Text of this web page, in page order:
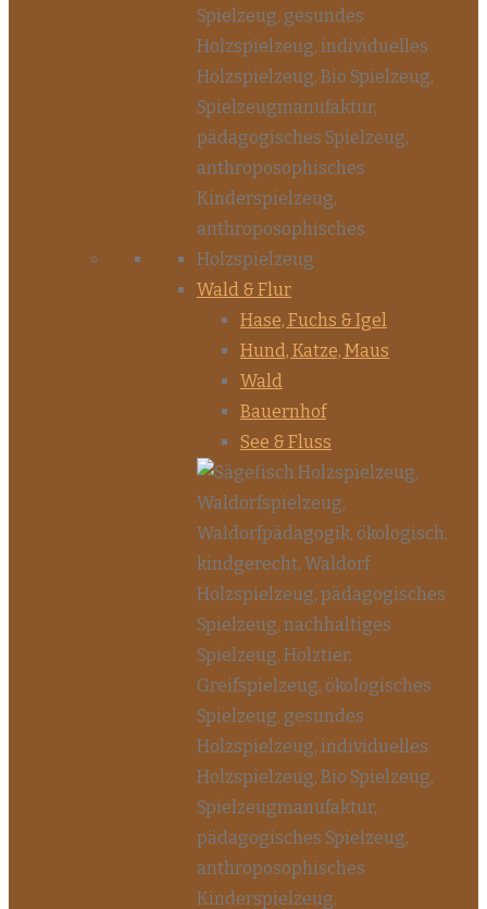
Wald & Flur
Hase, Fuchs & Igel
Hund, Katze, Maus
Wald
Bauernhof
See & Fluss